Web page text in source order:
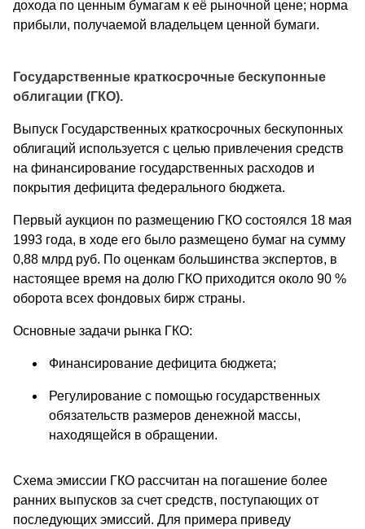
дохода по ценным бумагам к её рыночной цене; норма
прибыли, получаемой владельцем ценной бумаги.
Государственные краткосрочные бескупонные
облигации (ГКО).
Выпуск Государственных краткосрочных бескупонных
облигаций используется с целью привлечения средств
на финансирование государственных расходов и
покрытия дефицита федерального бюджета.
Первый аукцион по размещению ГКО состоялся 18 мая
1993 года, в ходе его было размещено бумаг на сумму
0,88 млрд руб. По оценкам большинства экспертов, в
настоящее время на долю ГКО приходится около 90 %
оборота всех фондовых бирж страны.
Основные задачи рынка ГКО:
Финансирование дефицита бюджета;
Регулирование с помощью государственных
обязательств размеров денежной массы,
находящейся в обращении.
Схема эмиссии ГКО рассчитан на погашение более
ранних выпусков за счет средств, поступающих от
последующих эмиссий. Для примера приведу